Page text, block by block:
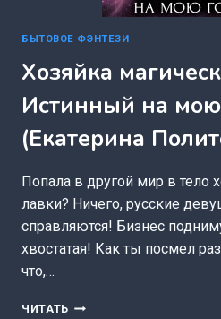
БЫТОВОЕ ФЭНТЕЗИ
Хозяйка
Истинный на мою
(Екатерина
Попала в другой мир в тело
лавки? Ничего, русские
справляются! Бизнес
хвостатая! Как ты посмел
что,…
ЧИТАТЬ ХОЗЯЙКА